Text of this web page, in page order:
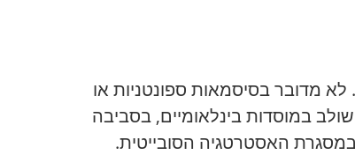
הסובייטית. לא מדובר בסיסמאות ספונטניות או
במוסדות בינלאומיים, בסביבה
במסגרת האסטרטגיה הסובייטית.